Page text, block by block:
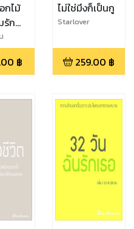
กไม้
รัก
฿
ไม่ใช่มึงก็เป็นกู
Starlover
259.00 ฿